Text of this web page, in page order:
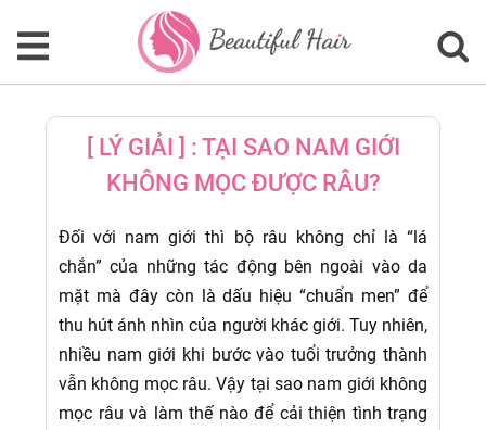
[ LÝ GIẢI ] : TẠI SAO NAM GIỚI
KHÔNG MỌC ĐƯỢC RÂU?
Đối với nam giới thì bộ râu không chỉ là “lá
chắn” của những tác động bên ngoài vào da
mặt mà đây còn là dấu hiệu “chuẩn men” để
thu hút ánh nhìn của người khác giới. Tuy nhiên,
nhiều nam giới khi bước vào tuổi trưởng thành
vẫn không mọc râu. Vậy tại sao nam giới không
mọc râu và làm thế nào để cải thiện tình trạng